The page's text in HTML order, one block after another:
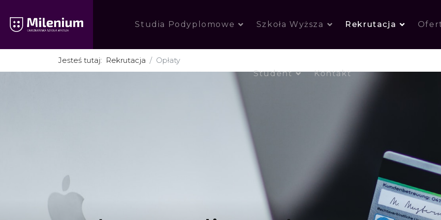
Studia Podyplomowe Szkoła Wyższa Rekrutacja
Student Kontakt
Jesteś tutaj: Rekrutacja Opłaty